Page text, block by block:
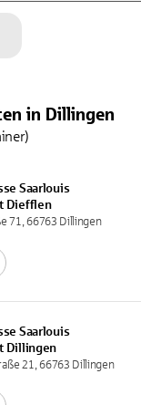
in Dillingen
Saarlouis
Diefflen
71, 66763 Dillingen
Saarlouis
Dillingen
21, 66763 Dillingen